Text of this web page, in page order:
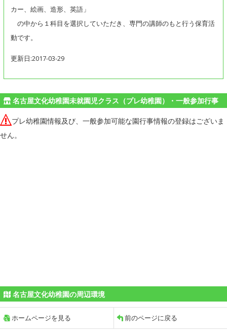
カー、絵画、造形、英語」
の中から１科目を選択していただき、専門の講師のもと行う保育活
動です。
更新日:2017-03-29
名古屋文化幼稚園未就園児クラス（プレ幼稚園）・一般参加行事
プレ幼稚園情報及び、一般参加可能な園行事情報の登録はございま
せん。
名古屋文化幼稚園の周辺環境
ホームページを見る 前のページに戻る